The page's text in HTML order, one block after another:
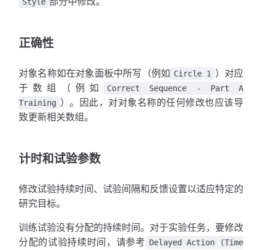
Style
正确性
对象名称如在对象面板中所写（例如 Circle 1 ）对应
于数组（例如
Correct Sequence - Part A
Training ）。因此，对对象名称的任何修改也应该导
致更新相关数组。
计时和试验参数
修改试验持续时间、试验间隔和反馈设置以适应特定的
研究目标。
训练试验没有分配的持续时间。对于实验任务，要修改
分配的试验持续时间，请参考 Delayed Action (Time